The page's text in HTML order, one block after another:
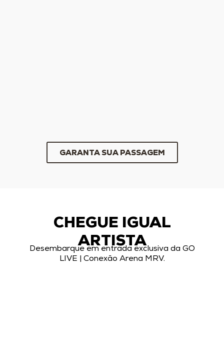
GARANTA SUA PASSAGEM
CHEGUE IGUAL
ARTISTA
Desembarque em entrada exclusiva da GO
LIVE | Conexão Arena MRV.